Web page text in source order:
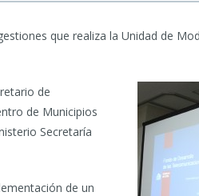
que realiza la Unidad de
de
de Municipios
Secretaría
de un